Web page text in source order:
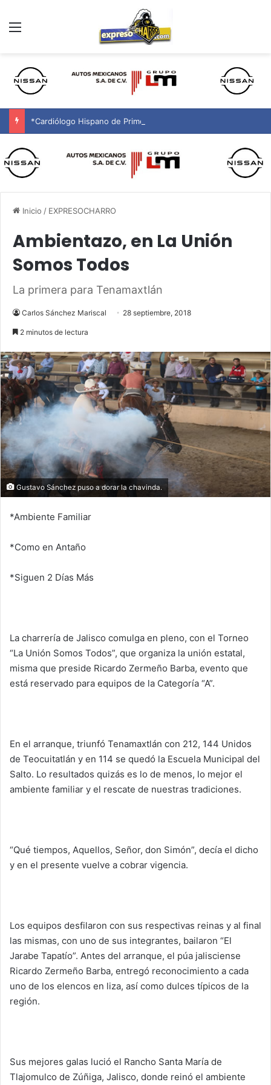
Menú
Inicio / EXPRESOCHARRO
Ambientazo, en La Unión
Somos Todos
La primera para Tenamaxtlán
Carlos Sánchez Mariscal 28 septiembre, 2018
2 minutos de lectura
Gustavo Sánchez puso a dorar la chavinda.
*Ambiente Familiar
*Como en Antaño
*Siguen 2 Días Más
La charrería de Jalisco comulga en pleno, con el Torneo
“La Unión Somos Todos”, que organiza la unión estatal,
misma que preside Ricardo Zermeño Barba, evento que
está reservado para equipos de la Categoría “A”.
En el arranque, triunfó Tenamaxtlán con 212, 144 Unidos
de Teocuitatlán y en 114 se quedó la Escuela Municipal del
Salto. Lo resultados quizás es lo de menos, lo mejor el
ambiente familiar y el rescate de nuestras tradiciones.
“Qué tiempos, Aquellos, Señor, don Simón”, decía el dicho
y en el presente vuelve a cobrar vigencia.
Los equipos desfilaron con sus respectivas reinas y al final
las mismas, con uno de sus integrantes, bailaron “El
Jarabe Tapatío”. Antes del arranque, el púa jalisciense
Ricardo Zermeño Barba, entregó reconocimiento a cada
uno de los elencos en liza, así como dulces típicos de la
región.
Sus mejores galas lució el Rancho Santa María de
Tlajomulco de Zúñiga, Jalisco, donde reinó el ambiente